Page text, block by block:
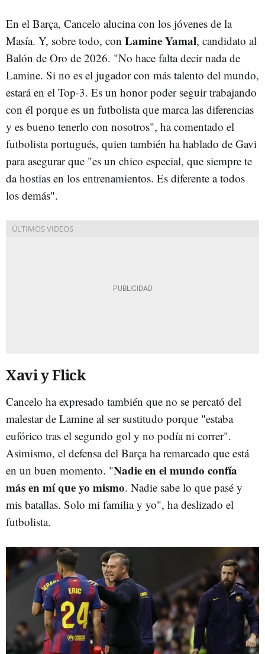
En el Barça, Cancelo alucina con los jóvenes de la
Masía. Y, sobre todo, con Lamine Yamal, candidato al
Balón de Oro de 2026. "No hace falta decir nada de
Lamine. Si no es el jugador con más talento del mundo,
estará en el Top-3. Es un honor poder seguir trabajando
con él porque es un futbolista que marca las diferencias
y es bueno tenerlo con nosotros", ha comentado el
futbolista portugués, quien también ha hablado de Gavi
para asegurar que "es un chico especial, que siempre te
da hostias en los entrenamientos. Es diferente a todos
los demás".
Xavi y Flick
Cancelo ha expresado también que no se percató del
malestar de Lamine al ser sustitudo porque "estaba
eufórico tras el segundo gol y no podía ni correr".
Asimismo, el defensa del Barça ha remarcado que está
en un buen momento. "Nadie en el mundo confía
más en mí que yo mismo. Nadie sabe lo que pasé y
mis batallas. Solo mi familia y yo", ha deslizado el
futbolista.